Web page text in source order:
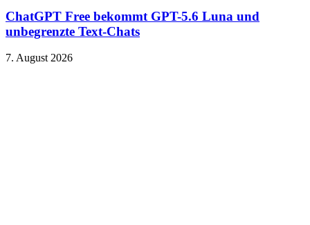
ChatGPT Free bekommt GPT-5.6 Luna und
unbegrenzte Text-Chats
7. August 2026